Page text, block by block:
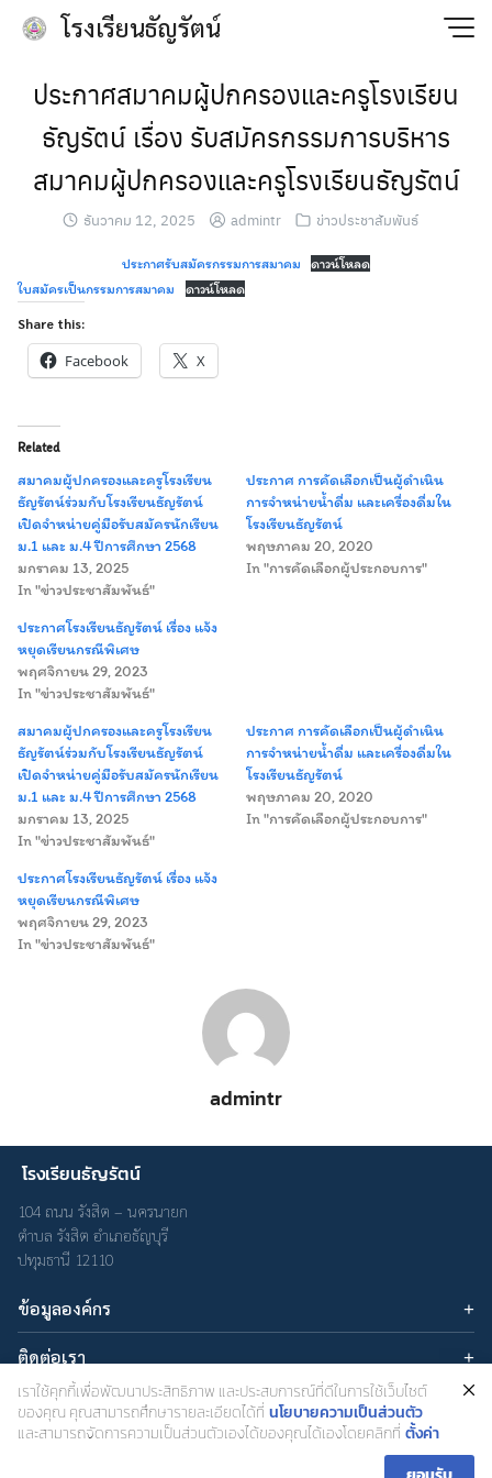
Skip
โรงเรียนธัญรัตน์
Search
for:
ประกาศสมาคมผู้ปกครองและครูโรงเรียน
ธัญรัตน์ เรื่อง รับสมัครกรรมการบริหาร
สมาคมผู้ปกครองและครูโรงเรียนธัญรัตน์
ธันวาคม 12, 2025 admintr ข่าวประชาสัมพันธ์
ประกาศรับสมัครกรรมการสมาคม
ดาวน์โหลด
ใบสมัครเป็นกรรมการสมาคม
ดาวน์โหลด
Share this:
Facebook X
Related
สมาคมผู้ปกครองและครูโรงเรียน
ธัญรัตน์ร่วมกับโรงเรียนธัญรัตน์
เปิดจำหน่ายคู่มือรับสมัครนักเรียน
ม.1 และ ม.4 ปีการศึกษา 2568
มกราคม 13, 2025
In "ข่าวประชาสัมพันธ์"
ประกาศ การคัดเลือกเป็นผู้ดำเนิน
การจำหน่ายน้ำดื่ม และเครื่องดื่มใน
โรงเรียนธัญรัตน์
พฤษภาคม 20, 2020
In "การคัดเลือกผู้ประกอบการ"
ประกาศโรงเรียนธัญรัตน์ เรื่อง แจ้ง
หยุดเรียนกรณีพิเศษ
พฤศจิกายน 29, 2023
In "ข่าวประชาสัมพันธ์"
สมาคมผู้ปกครองและครูโรงเรียน
ธัญรัตน์ร่วมกับโรงเรียนธัญรัตน์
เปิดจำหน่ายคู่มือรับสมัครนักเรียน
ม.1 และ ม.4 ปีการศึกษา 2568
มกราคม 13, 2025
In "ข่าวประชาสัมพันธ์"
ประกาศ การคัดเลือกเป็นผู้ดำเนิน
การจำหน่ายน้ำดื่ม และเครื่องดื่มใน
โรงเรียนธัญรัตน์
พฤษภาคม 20, 2020
In "การคัดเลือกผู้ประกอบการ"
ประกาศโรงเรียนธัญรัตน์ เรื่อง แจ้ง
หยุดเรียนกรณีพิเศษ
พฤศจิกายน 29, 2023
In "ข่าวประชาสัมพันธ์"
admintr
โรงเรียนธัญรัตน์
104 ถนน รังสิต – นครนายก
ตำบล รังสิต อำเภอธัญบุรี
ปทุมธานี 12110
ข้อมูลองค์กร
บทความ
เกี่ยวกับเรา
นโยบายความเป็นส่วนตัว
ติดต่อเรา
อีเมล : admin@thanyarat.ac.th
โทรศัพท์: 02-577-1577
เครือข่ายสังคมออนไลน์
เราใช้คุกกี้เพื่อพัฒนาประสิทธิภาพ และประสบการณ์ที่ดีในการใช้เว็บไซต์
ของคุณ คุณสามารถศึกษารายละเอียดได้ที่ นโยบายความเป็นส่วนตัว
และสามารถจัดการความเป็นส่วนตัวเองได้ของคุณได้เองโดยคลิกที่ ตั้งค่า